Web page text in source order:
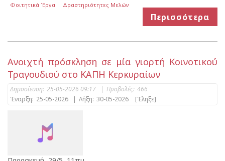
Φοιτητικά Έργα Δραστηριότητες Μελών
Περισσότερα
Ανοιχτή πρόσκληση σε μία γιορτή Κοινοτικού
Τραγουδιού στο ΚΑΠΗ Κερκυραίων
Δημοσίευση: 25-05-2026 09:17 | Προβολές: 466
Έναρξη: 25-05-2026 | Λήξη: 30-05-2026 [Έληξε]